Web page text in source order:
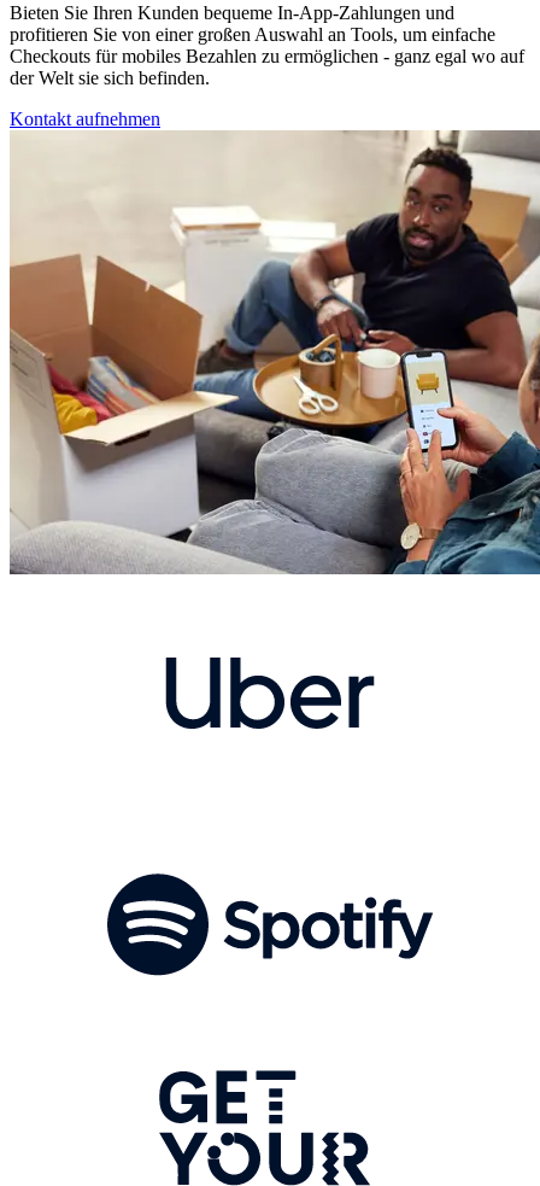
Bieten Sie Ihren Kunden bequeme In-App-Zahlungen und
profitieren Sie von einer großen Auswahl an Tools, um einfache
Checkouts für mobiles Bezahlen zu ermöglichen - ganz egal wo auf
der Welt sie sich befinden.
Kontakt aufnehmen